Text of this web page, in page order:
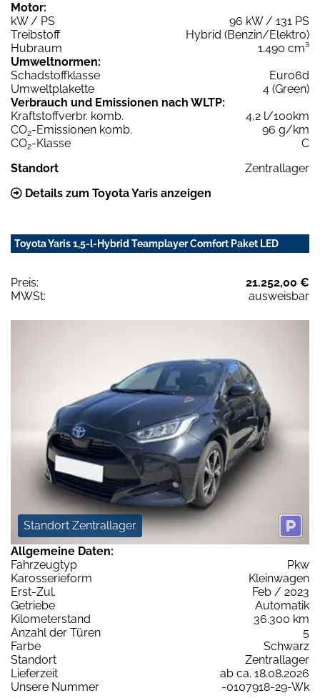
Motor:
kW / PS
96 kW / 131 PS
Treibstoff
Hybrid (Benzin/Elektro)
Hubraum
1.490 cm³
Umweltnormen:
Schadstoffklasse
Euro6d
Umweltplakette
4 (Green)
Verbrauch und Emissionen nach WLTP:
Kraftstoffverbr. komb.
4,2 l/100km
CO2-Emissionen komb.
96 g/km
CO2-Klasse
C
Standort
Zentrallager
Details zum Toyota Yaris anzeigen
Toyota Yaris 1,5-l-Hybrid Teamplayer Comfort Paket LED
Preis:
21.252,00 €
MWSt:
ausweisbar
Standort Zentrallager
Allgemeine Daten:
Fahrzeugtyp
Pkw
Karosserieform
Kleinwagen
Erst-Zul.
Feb / 2023
Getriebe
Automatik
Kilometerstand
36.300 km
Anzahl der Türen
5
Farbe
Schwarz
Standort
Zentrallager
Lieferzeit
ab ca. 18.08.2026
Unsere Nummer
-0107918-29-Wk